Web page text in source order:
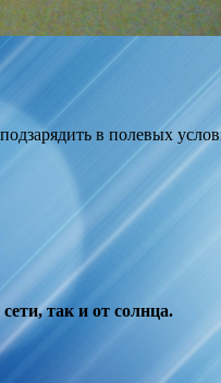
в полевых
так и от солнца.